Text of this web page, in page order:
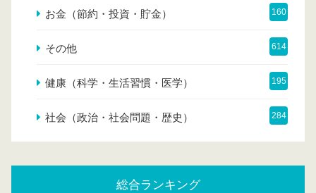
お金（節約・投資・貯金） 160
その他 614
健康（科学・生活習慣・医学） 195
社会（政治・社会問題・歴史） 284
総合ランキング